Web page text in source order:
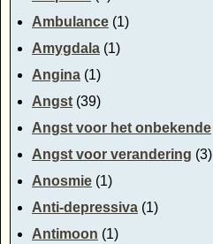
Ambulance (1)
Amygdala (1)
Angina (1)
Angst (39)
Angst voor het onbekende
Angst voor verandering (3)
Anosmie (1)
Anti-depressiva (1)
Antimoon (1)